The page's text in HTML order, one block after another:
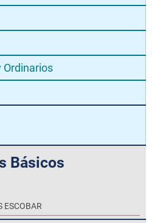
Ordinarios
Básicos
ESCOBAR